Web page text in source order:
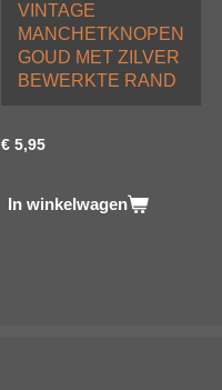
VINTAGE
MANCHETKNOPEN
GOUD MET ZILVER
BEWERKTE RAND
€ 5,95
In winkelwagen